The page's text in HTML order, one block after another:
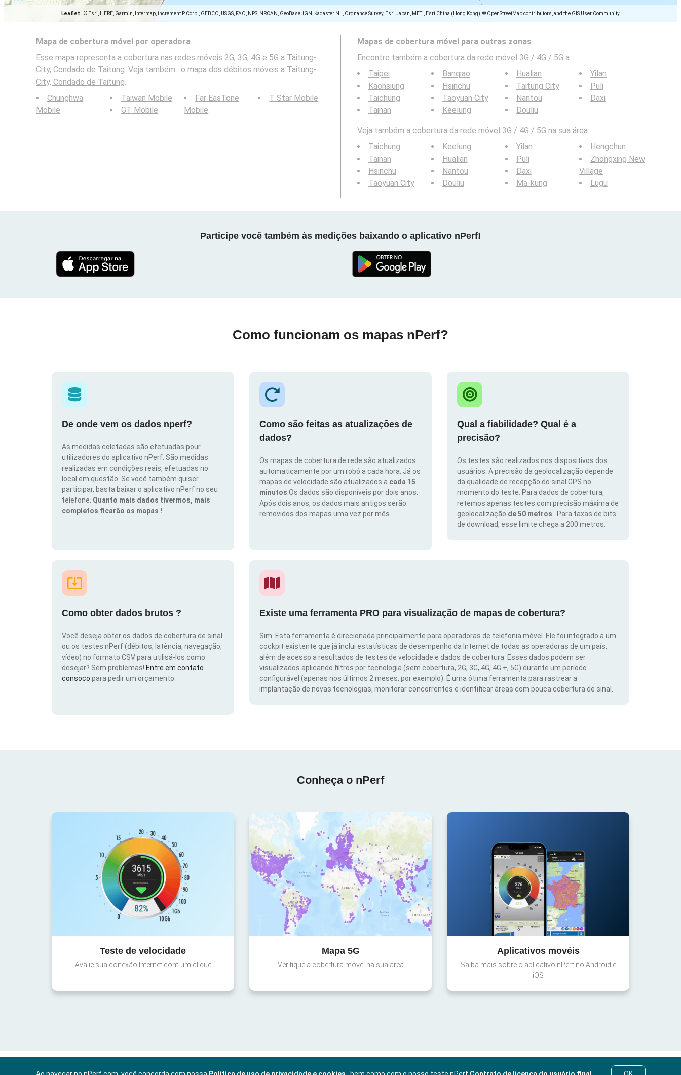
Leaflet © Esri, HERE, Garmin, Intermap, increment P Corp., GEBCO, USGS, FAO, NPS, NRCAN, GeoBase, IGN, Kadaster NL, Ordnance Survey, Esri Japan, METI, Esri China (Hong Kong), © OpenStreetMap contributors, and the GIS User Community
Mapa de cobertura móvel por operadora
Esse mapa representa a cobertura nas redes móveis 2G, 3G, 4G e 5G a Taitung-
City, Condado de Taitung. Veja também : o mapa dos débitos móveis a Taitung-
City, Condado de Taitung.
Chunghwa
Mobile
Taiwan Mobile
GT Mobile
Far EasTone
Mobile
T Star Mobile
Mapas de cobertura móvel para outras zonas
Encontre também a cobertura da rede móvel 3G / 4G / 5G a :
Taipei
Kaohsiung
Taichung
Tainan
Banqiao
Hsinchu
Taoyuan City
Keelung
Hualian
Taitung City
Nantou
Douliu
Yilan
Puli
Daxi
Veja também a cobertura da rede móvel 3G / 4G / 5G na sua área:
Taichung
Tainan
Hsinchu
Taoyuan City
Keelung
Hualian
Nantou
Douliu
Yilan
Puli
Daxi
Ma-kung
Hengchun
Zhongxing New
Village
Lugu
Participe você também às medições baixando o aplicativo nPerf!
Como funcionam os mapas nPerf?
De onde vem os dados nperf?
As medidas coletadas são efetuadas pour
utilizadores do aplicativo nPerf. São medidas
realizadas em condições reais, efetuadas no
local em questão. Se você também quiser
participar, basta baixar o aplicativo nPerf no seu
telefone. Quanto mais dados tivermos, mais
completos ficarão os mapas !
Como são feitas as atualizações de
dados?
Os mapas de cobertura de rede são atualizados
automaticamente por um robô a cada hora. Já os
mapas de velocidade são atualizados a cada 15
minutos .Os dados são disponíveis por dois anos.
Após dois anos, os dados mais antigos serão
removidos dos mapas uma vez por mês.
Qual a fiabilidade? Qual é a
precisão?
Os testes são realizados nos dispositivos dos
usuários. A precisão da geolocalização depende
da qualidade de recepção do sinal GPS no
momento do teste. Para dados de cobertura,
retemos apenas testes com precisão máxima de
geolocalização de 50 metros
. Para taxas de bits
de download, esse limite chega a 200 metros.
Como obter dados brutos ?
Você deseja obter os dados de cobertura de sinal
ou os testes nPerf (débitos, latência, navegação,
vídeo) no formato CSV para utilisá-los como
desejar? Sem problemas! Entre em contato
consoco para pedir um orçamento.
Existe uma ferramenta PRO para visualização de mapas de cobertura?
Sim. Esta ferramenta é direcionada principalmente para operadoras de telefonia móvel. Ele foi integrado a um
cockpit existente que já inclui estatísticas de desempenho da Internet de todas as operadoras de um país,
além de acesso a resultados de testes de velocidade e dados de cobertura. Esses dados podem ser
visualizados aplicando filtros por tecnologia (sem cobertura, 2G, 3G, 4G, 4G +, 5G) durante um período
configurável (apenas nos últimos 2 meses, por exemplo). É uma ótima ferramenta para rastrear a
implantação de novas tecnologias, monitorar concorrentes e identificar áreas com pouca cobertura de sinal.
Conheça o nPerf
Teste de velocidade
Avalie sua conexão Internet com um clique
Mapa 5G
Verifique a cobertura móvel na sua área
Aplicativos movéis
Saiba mais sobre o aplicativo nPerf no Android e
iOS